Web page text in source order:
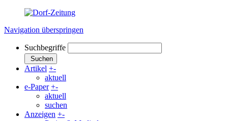
Navigation überspringen
Suchbegriffe
Suchen
Artikel +-
aktuell
e-Paper +-
aktuell
suchen
Anzeigen +-